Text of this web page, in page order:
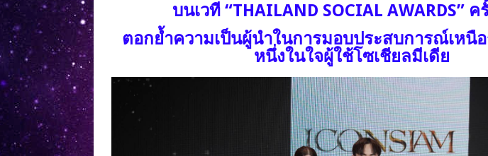
บนเวที “THAILAND SOCIAL AWARDS” ค
ตอกย้ำความเป็นผู้นำในการมอบประสบการณ์เหนื
หนึ่งในใจผู้ใช้โซเชียลมีเดีย